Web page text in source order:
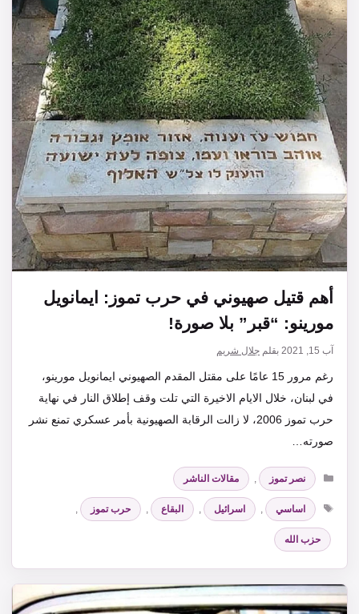
أهم قتيل صهيوني في حرب تموز: ايمانويل
مورينو: “قبر” بلا صورة!
آب 15, 2021 بقلم جلال شريم
رغم مرور 15 عامًا على مقتل المقدم الصهيوني ايمانويل مورينو،
في لبنان، خلال الايام الاخيرة التي تلت وقف إطلاق النار في نهاية
حرب تموز 2006، لا زالت الرقابة الصهيونية بأمر عسكري تمنع نشر
صورته…
التصنيفات
نصر تموز ,
مقالات الناشر
الوسوم
اساسي , اسرائيل , البقاع , حرب تموز ,
حزب الله